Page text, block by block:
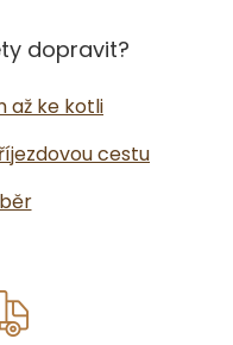
dopravit?
až ke kotli
cestu